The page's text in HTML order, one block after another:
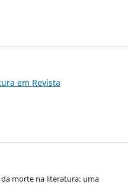
em Revista
morte na literatura: uma